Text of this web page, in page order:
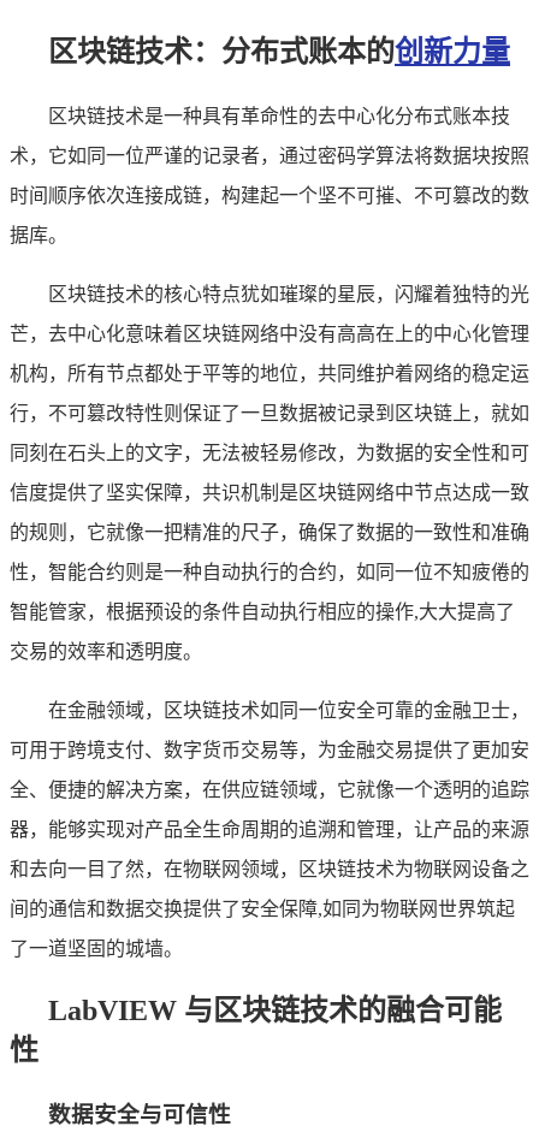
区块链技术：分布式账本的创新力量
区块链技术是一种具有革命性的去中心化分布式账本技
术，它如同一位严谨的记录者，通过密码学算法将数据块按照
时间顺序依次连接成链，构建起一个坚不可摧、不可篡改的数
据库。
区块链技术的核心特点犹如璀璨的星辰，闪耀着独特的光
芒，去中心化意味着区块链网络中没有高高在上的中心化管理
机构，所有节点都处于平等的地位，共同维护着网络的稳定运
行，不可篡改特性则保证了一旦数据被记录到区块链上，就如
同刻在石头上的文字，无法被轻易修改，为数据的安全性和可
信度提供了坚实保障，共识机制是区块链网络中节点达成一致
的规则，它就像一把精准的尺子，确保了数据的一致性和准确
性，智能合约则是一种自动执行的合约，如同一位不知疲倦的
智能管家，根据预设的条件自动执行相应的操作,大大提高了
交易的效率和透明度。
在金融领域，区块链技术如同一位安全可靠的金融卫士，
可用于跨境支付、数字货币交易等，为金融交易提供了更加安
全、便捷的解决方案，在供应链领域，它就像一个透明的追踪
器，能够实现对产品全生命周期的追溯和管理，让产品的来源
和去向一目了然，在物联网领域，区块链技术为物联网设备之
间的通信和数据交换提供了安全保障,如同为物联网世界筑起
了一道坚固的城墙。
LabVIEW 与区块链技术的融合可能
性
数据安全与可信性